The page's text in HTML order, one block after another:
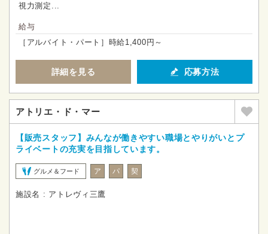
視力測定...
給与
［アルバイト・パート］時給1,400円～
詳細を見る 応募方法
アトリエ・ド・マー
【販売スタッフ】みんなが働きやすい職場とやりがいとプ
ライベートの充実を目指しています。
グルメ＆フード ア パ 契
施設名 : アトレヴィ三鷹